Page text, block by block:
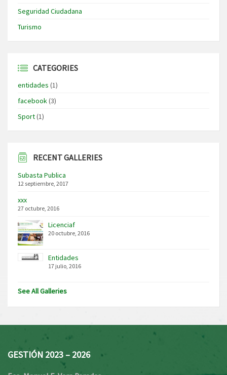
Seguridad Ciudadana
Turismo
CATEGORIES
entidades (1)
facebook(3)
Sport(1)
RECENT GALLERIES
Subasta Publica
12 septiembre, 2017
xxx
27 octubre, 2016
Licenciaf
20 octubre, 2016
Entidades
17 julio, 2016
See All Galleries
GESTIÓN 2023 – 2026